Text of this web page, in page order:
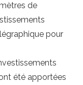
de
pour
été apportées